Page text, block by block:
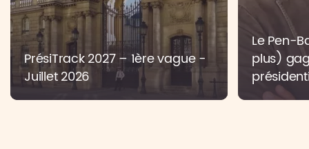
PrésiTrack 2027 – 1ère vague -
Juillet 2026
Le Pen-
plus)